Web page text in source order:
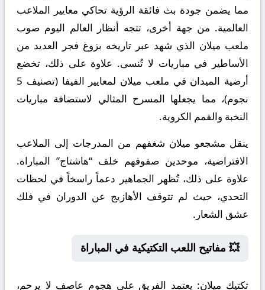
مما يضمن جودة بث فائقة الرؤية تحاكي معايير الملاعب
العالمية. من جهة أخرى، تتجه أنظار العالم اليوم صوب
ملعب ميلان الذي شهد عبر تاريخه بزوغ فجر العديد من
الأساطير في مباريات لا تُنسى. علاوة على ذلك، تخضع
أرضية الميدان في ملعب ميلان لمعايير الفيفا (تصنيف 5
نجوم)، مما يجعلها المسرح المثالي لاستضافة مباريات
النخبة والقمم الكروية.
ينقل مشجعو ميلان شغفهم من المدرجات إلى الملاعب
الافتراضية، موحدين صفوفهم خلف “هاشتاج” المباراة.
علاوة على ذلك، تُظهر الجماهير دعماً راسخاً في لحظات
التحدي، حيث لم تتوقف الأهازيج عن الدوران في فلك
عشق الشعار.
💥 مفاتيح اللعب التكتيكية في المباراة
تكتيك ميلان: يعتمد الفريق على هجوم عاصف لا يرحم،